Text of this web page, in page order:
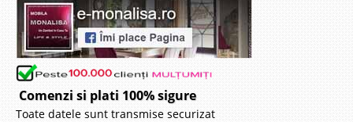
Comenzi si plati 100% sigure
Toate datele sunt transmise securizat